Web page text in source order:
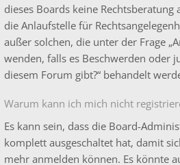
dieses Boards keine
die Anlaufstelle für
außer solchen, die unter der Frage
wenden, falls es Beschwerden oder
diesem Forum gibt?“ behandelt
Warum kann ich mich nicht
Es kann sein, dass die Board-
komplett ausgeschaltet hat, damit
mehr anmelden können. Es könnte